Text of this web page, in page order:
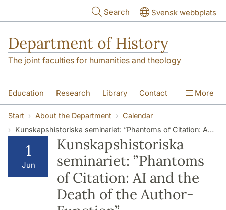
Search Svensk webbplats
Department of History
The joint faculties for humanities and theology
Education Research Library Contact
About the Department
More
Start About the Department
Calendar
Kunskapshistoriska seminariet: ”Phantoms of Citation: AI and the Death of the Author-Function”
1
Jun
Kunskapshistoriska
seminariet: ”Phantoms
of Citation: AI and the
Death of the Author-